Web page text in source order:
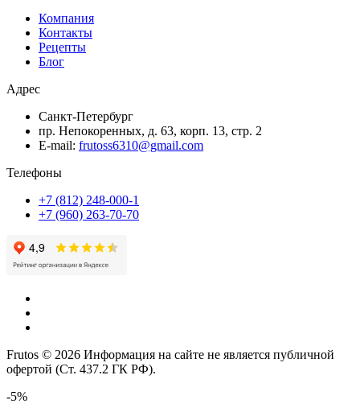
Компания
Контакты
Рецепты
Блог
Адрес
Санкт-Петербург
пр. Непокоренных, д. 63, корп. 13, стр. 2
E-mail: frutoss6310@gmail.com
Телефоны
+7 (812) 248-000-1
+7 (960) 263-70-70
Frutos © 2026 Информация на сайте не является публичной
офертой (Ст. 437.2 ГК РФ).
-5%